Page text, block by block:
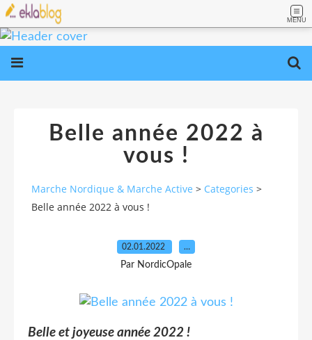
MENU
Belle année 2022 à
vous !
Marche Nordique & Marche Active > Categories >
Belle année 2022 à vous !
02.01.2022 …
Par NordicOpale
Belle et joyeuse année 2022 !